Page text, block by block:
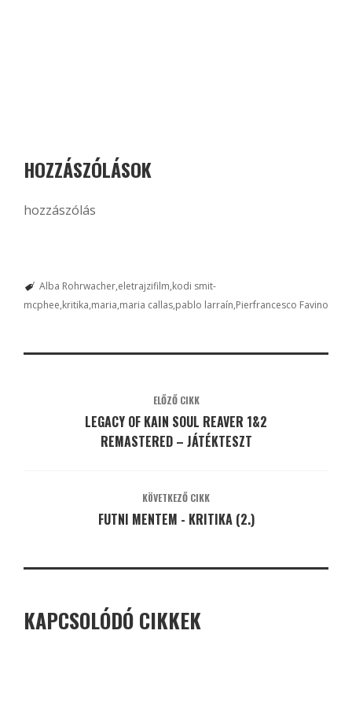
HOZZÁSZÓLÁSOK
hozzászólás
Alba Rohrwacher eletrajzifilm kodi smit-
mcphee kritika maria maria callas pablo larraín Pierfrancesco Favino
ELŐZŐ CIKK
LEGACY OF KAIN SOUL REAVER 1&2
REMASTERED – JÁTÉKTESZT
KÖVETKEZŐ CIKK
FUTNI MENTEM - KRITIKA (2.)
KAPCSOLÓDÓ CIKKEK